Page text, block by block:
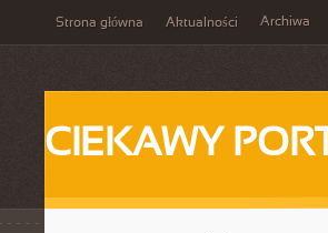
Strona główna Aktualności Archiwa
CIEKAWY